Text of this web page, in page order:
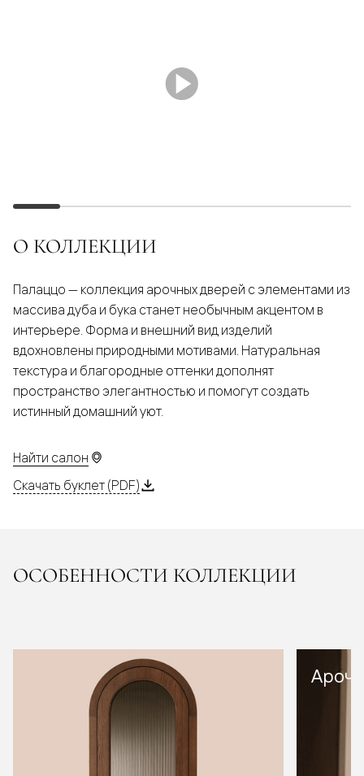
О КОЛЛЕКЦИИ
Палаццо — коллекция арочных дверей с элементами из
массива дуба и бука станет необычным акцентом в
интерьере. Форма и внешний вид изделий
вдохновлены природными мотивами. Натуральная
текстура и благородные оттенки дополнят
пространство элегантностью и помогут создать
истинный домашний уют.
Найти салон
Скачать буклет (PDF)
ОСОБЕННОСТИ КОЛЛЕКЦИИ